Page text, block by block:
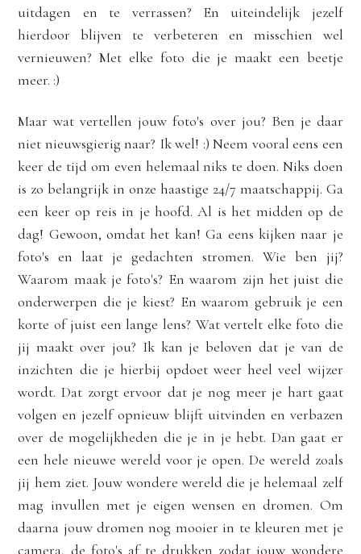
uitdagen en te verrassen? En uiteindelijk jezelf
hierdoor blijven te verbeteren en misschien wel
vernieuwen? Met elke foto die je maakt een beetje
meer. :)
Maar wat vertellen jouw foto's over jou? Ben je daar
niet nieuwsgierig naar? Ik wel! :) Neem vooral eens een
keer de tijd om even helemaal niks te doen. Niks doen
is zo belangrijk in onze haastige 24/7 maatschappij. Ga
een keer op reis in je hoofd. Al is het midden op de
dag! Gewoon, omdat het kan! Ga eens kijken naar je
foto's en laat je gedachten stromen. Wie ben jij?
Waarom maak je foto's? En waarom zijn het juist die
onderwerpen die je kiest? En waarom gebruik je een
korte of juist een lange lens? Wat vertelt elke foto die
jij maakt over jou? Ik kan je beloven dat je van de
inzichten die je hierbij opdoet weer heel veel wijzer
wordt. Dat zorgt ervoor dat je nog meer je hart gaat
volgen en jezelf opnieuw blijft uitvinden en verbazen
over de mogelijkheden die je in je hebt. Dan gaat er
een hele nieuwe wereld voor je open. De wereld zoals
jij hem ziet. Jouw wondere wereld die je helemaal zelf
mag invullen met je eigen wensen en dromen. Om
daarna jouw dromen nog mooier in te kleuren met je
camera, de foto's af te drukken zodat jouw wondere